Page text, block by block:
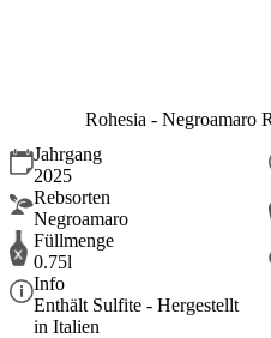
Rohesia - Negroamaro
Jahrgang
2025
Rebsorten
Negroamaro
Füllmenge
0.75l
Info
Enthält Sulfite - Hergestellt
in Italien